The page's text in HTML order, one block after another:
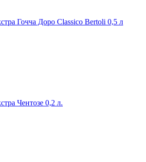
Гочча Доро Classico Bertoli 0,5 л
Чентозе 0,2 л.